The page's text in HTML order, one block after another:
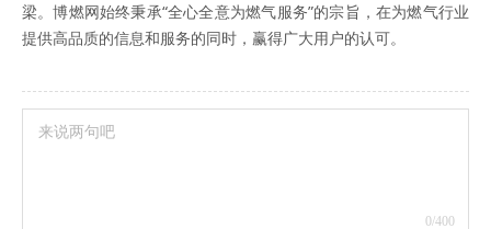
0/400
梁。博燃网始终秉承“全心全意为燃气服务”的宗旨，在为燃气行业
提供高品质的信息和服务的同时，赢得广大用户的认可。